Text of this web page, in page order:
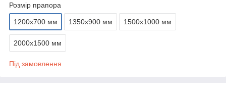
Розмір прапора
1200х700 мм 1350х900 мм 1500х1000 мм
2000х1500 мм
Під замовлення